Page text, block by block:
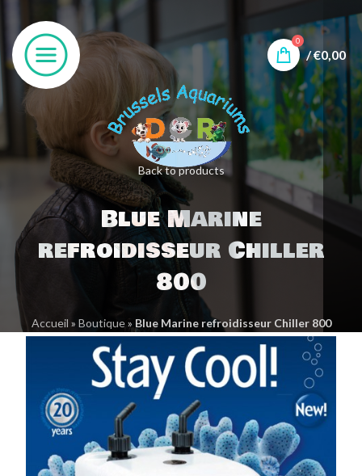
0
/€0,00
Back to products
Blue Marine
refroidisseur Chiller
800
Accueil » Boutique» Blue Marine refroidisseur Chiller 800